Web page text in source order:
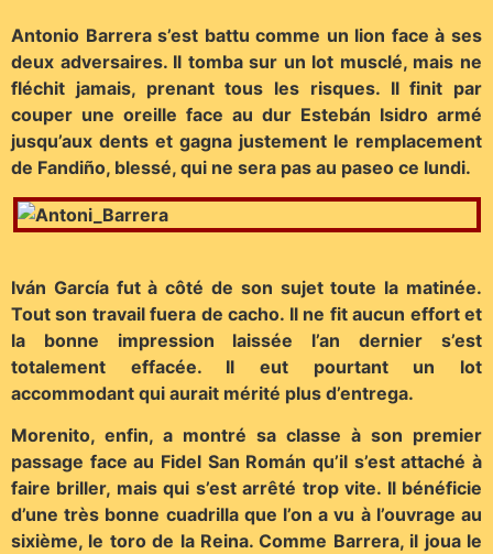
Antonio Barrera s’est battu comme un lion face à ses
deux adversaires. Il tomba sur un lot musclé, mais ne
fléchit jamais, prenant tous les risques. Il finit par
couper une oreille face au dur Estebán Isidro armé
jusqu’aux dents et gagna justement le remplacement
de Fandiño, blessé, qui ne sera pas au paseo ce lundi.
Iván García fut à côté de son sujet toute la matinée.
Tout son travail fuera de cacho. Il ne fit aucun effort et
la bonne impression laissée l’an dernier s’est
totalement effacée. Il eut pourtant un lot
accommodant qui aurait mérité plus d’entrega.
Morenito, enfin, a montré sa classe à son premier
passage face au Fidel San Román qu’il s’est attaché à
faire briller, mais qui s’est arrêté trop vite. Il bénéficie
d’une très bonne cuadrilla que l’on a vu à l’ouvrage au
sixième, le toro de la Reina. Comme Barrera, il joua le